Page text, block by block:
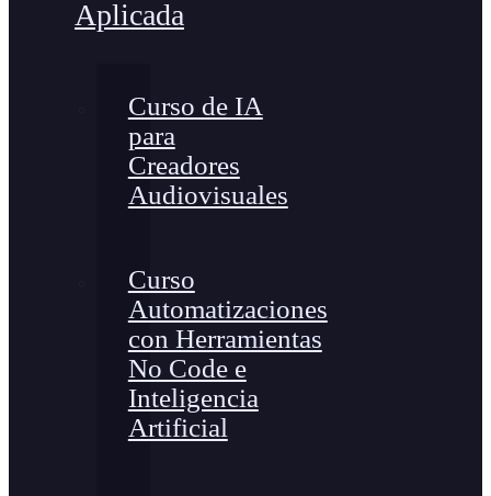
Aplicada
Curso de IA
para
Creadores
Audiovisuales
Curso
Automatizaciones
con Herramientas
No Code e
Inteligencia
Artificial